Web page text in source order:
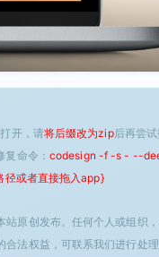
开，请将后缀改为zip后再尝试
命令： codesign -f -s - --
或者直接拖入app}
原创发布。任何个人或组织
法权益，可联系我们进行处理